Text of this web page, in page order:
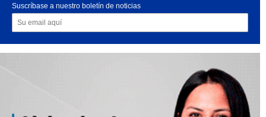
Suscríbase a nuestro boletín de noticias